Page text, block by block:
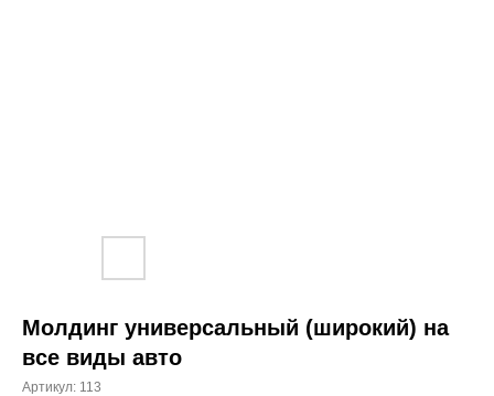
Молдинг универсальный (широкий) на
все виды авто
Артикул: 113